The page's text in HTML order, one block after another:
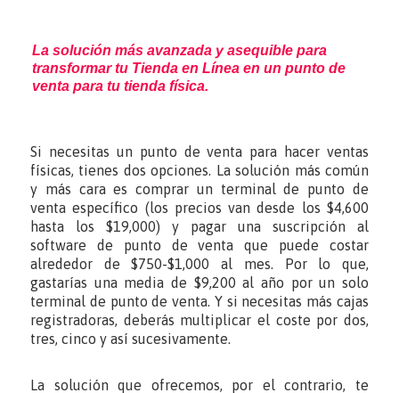
La solución más avanzada y asequible para
transformar tu Tienda en Línea en un punto de
venta para tu tienda física.
Si necesitas un punto de venta para hacer ventas
físicas, tienes dos opciones. La solución más común
y más cara es comprar un terminal de punto de
venta específico (los precios van desde los $4,600
hasta los $19,000) y pagar una suscripción al
software de punto de venta que puede costar
alrededor de $750-$1,000 al mes. Por lo que,
gastarías una media de $9,200 al año por un solo
terminal de punto de venta. Y si necesitas más cajas
registradoras, deberás multiplicar el coste por dos,
tres, cinco y así sucesivamente.
La solución que ofrecemos, por el contrario, te